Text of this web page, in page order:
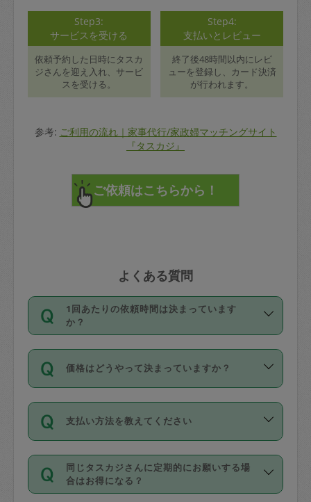
Step3:
サービスを受ける
依頼予約した日時にタスカ
ジさんを迎え入れ、サービ
スを受ける。
Step4:
支払いとレビュー
終了後48時間以内にレビ
ューを登録し、カード決済
が行われます。
参考: ご利用の流れ｜家事代行/家政婦マッチングサイト
『タスカジ』
よくある質問
1回あたりの依頼時間は決まっています
か？
依頼1回につき3時間固定です。3時間を
超えて依頼したい場合は、延長機能をご
利用ください。機能をご利用いただくに
の上事前申請することが必要です。な
お、3時間を下回っても、値引き等はござ
いません。
価格はどうやって決まっていますか？
11種類の価格帯の中からタスカジさん自
身が価格を選んで設定しています。
タスカジさんの価格設定には最初は制限
があり、レビュー件数、レビューの平均
値、などで除々に設定可能な最高額が上
がっていく仕組みになっています。
支払い方法を教えてください
お支払方法はクレジットカード（Visa／
Master／JCB／AMERICAN EXPRESS／
Diners Club）のみとなります。
同じタスカジさんに定期的にお願いする場
合はお得になる？